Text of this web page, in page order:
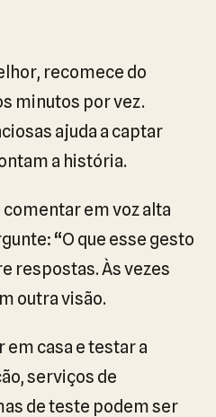
recomece do
minutos por vez.
ajuda a captar
a história.
em voz alta
“O que esse gesto
respostas. Às vezes
outra visão.
casa e testar a
serviços de
de teste podem ser